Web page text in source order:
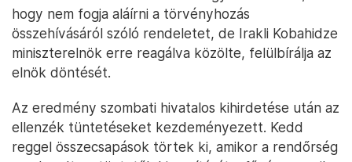
hogy nem fogja aláírni a törvényhozás
összehívásáról szóló rendeletet, de Irakli Kobahidze
miniszterelnök erre reagálva közölte, felülbírálja az
elnök döntését.
Az eredmény szombati hivatalos kihirdetése után az
ellenzék tüntetéseket kezdeményezett. Kedd
reggel összecsapások törtek ki, amikor a rendőrség